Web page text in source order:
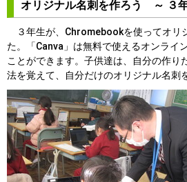
オリジナル名刺を作ろう ～ ３
３年生が、Chromebookを使ってオリ
た。「Canva」は無料で使えるオンライ
ことができます。子供達は、自分の作
法を覚えて、自分だけのオリジナル名刺